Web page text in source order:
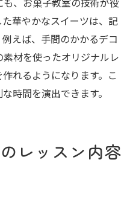
、お菓子教室の技術が役
華やかなスイーツは、記
えば、手間のかかるデコ
材を使ったオリジナルレ
れるようになります。こ
時間を演出できます。
レッスン内容